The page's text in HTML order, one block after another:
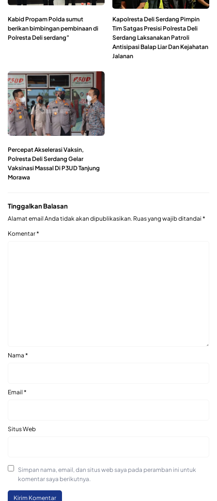
Kabid Propam Polda sumut
berikan bimbingan pembinaan di
Polresta Deli serdang”
Kapolresta Deli Serdang Pimpin
Tim Satgas Presisi Polresta Deli
Serdang Laksanakan Patroli
Antisipasi Balap Liar Dan Kejahatan
Jalanan
Percepat Akselerasi Vaksin,
Polresta Deli Serdang Gelar
Vaksinasi Massal Di P3UD Tanjung
Morawa
Tinggalkan Balasan
Alamat email Anda tidak akan dipublikasikan. Ruas yang wajib ditandai *
Komentar*
Nama *
Email *
Situs Web
Simpan nama, email, dan situs web saya pada peramban ini untuk
komentar saya berikutnya.